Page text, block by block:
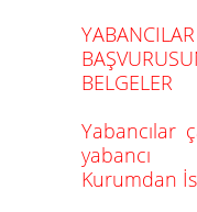
BELGELER
Yabancılar
yabancı
Kurumdan